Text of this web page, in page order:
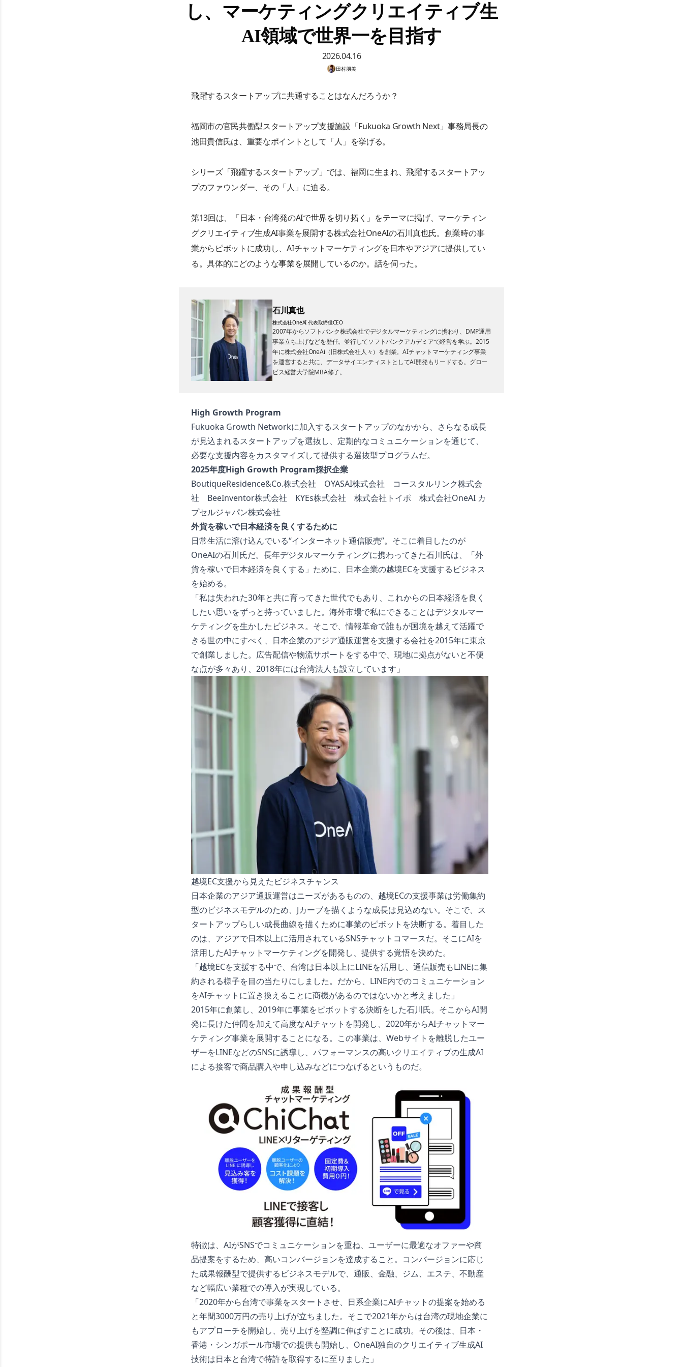
し、マーケティングクリエイティブ生
AI領域で世界一を目指す
2026.04.16
田村朋美
飛躍するスタートアップに共通することはなんだろうか？
福岡市の官民共働型スタートアップ支援施設「Fukuoka Growth Next」事務局長の
池田貴信氏は、重要なポイントとして「人」を挙げる。
シリーズ「飛躍するスタートアップ」では、福岡に生まれ、飛躍するスタートアッ
プのファウンダー、その「人」に迫る。
第13回は、「日本・台湾発のAIで世界を切り拓く」をテーマに掲げ、マーケティン
グクリエイティブ生成AI事業を展開する株式会社OneAIの石川真也氏。創業時の事
業からピボットに成功し、AIチャットマーケティングを日本やアジアに提供してい
る。具体的にどのような事業を展開しているのか。話を伺った。
石川真也
株式会社OneAI 代表取締役CEO
2007年からソフトバンク株式会社でデジタルマーケティングに携わり、DMP運用
事業立ち上げなどを歴任。並行してソフトバンクアカデミアで経営を学ぶ。2015
年に株式会社OneAi（旧株式会社人々）を創業。AIチャットマーケティング事業
を運営すると共に、データサイエンティストとしてAI開発もリードする。グロー
ビス経営大学院MBA修了。
High Growth Program
Fukuoka Growth Networkに加入するスタートアップのなかから、さらなる成長
が見込まれるスタートアップを選抜し、定期的なコミュニケーションを通じて、
必要な支援内容をカスタマイズして提供する選抜型プログラムだ。
2025年度High Growth Program採択企業
BoutiqueResidence&Co.株式会社 OYASAI株式会社 コースタルリンク株式会
社 BeeInventor株式会社 KYEs株式会社 株式会社トイポ 株式会社OneAI カ
プセルジャパン株式会社
外貨を稼いで日本経済を良くするために
日常生活に溶け込んでいる“インターネット通信販売”。そこに着目したのが
OneAIの石川氏だ。長年デジタルマーケティングに携わってきた石川氏は、「外
貨を稼いで日本経済を良くする」ために、日本企業の越境ECを支援するビジネス
を始める。
「私は失われた30年と共に育ってきた世代でもあり、これからの日本経済を良く
したい思いをずっと持っていました。海外市場で私にできることはデジタルマー
ケティングを生かしたビジネス。そこで、情報革命で誰もが国境を越えて活躍で
きる世の中にすべく、日本企業のアジア通販運営を支援する会社を2015年に東京
で創業しました。広告配信や物流サポートをする中で、現地に拠点がないと不便
な点が多々あり、2018年には台湾法人も設立しています」
越境EC支援から見えたビジネスチャンス
日本企業のアジア通販運営はニーズがあるものの、越境ECの支援事業は労働集約
型のビジネスモデルのため、Jカーブを描くような成長は見込めない。そこで、ス
タートアップらしい成長曲線を描くために事業のピボットを決断する。着目した
のは、アジアで日本以上に活用されているSNSチャットコマースだ。そこにAIを
活用したAIチャットマーケティングを開発し、提供する覚悟を決めた。
「越境ECを支援する中で、台湾は日本以上にLINEを活用し、通信販売もLINEに集
約される様子を目の当たりにしました。だから、LINE内でのコミュニケーション
をAIチャットに置き換えることに商機があるのではないかと考えました」
2015年に創業し、2019年に事業をピボットする決断をした石川氏。そこからAI開
発に長けた仲間を加えて高度なAIチャットを開発し、2020年からAIチャットマー
ケティング事業を展開することになる。この事業は、Webサイトを離脱したユー
ザーをLINEなどのSNSに誘導し、パフォーマンスの高いクリエイティブの生成AI
による接客で商品購入や申し込みなどにつなげるというものだ。
特徴は、AIがSNSでコミュニケーションを重ね、ユーザーに最適なオファーや商
品提案をするため、高いコンバージョンを達成すること。コンバージョンに応じ
た成果報酬型で提供するビジネスモデルで、通販、金融、ジム、エステ、不動産
など幅広い業種での導入が実現している。
「2020年から台湾で事業をスタートさせ、日系企業にAIチャットの提案を始める
と年間3000万円の売り上げが立ちました。そこで2021年からは台湾の現地企業に
もアプローチを開始し、売り上げを堅調に伸ばすことに成功。その後は、日本・
香港・シンガポール市場での提供も開始し、OneAI独自のクリエイティブ生成AI
技術は日本と台湾で特許を取得するに至りました」